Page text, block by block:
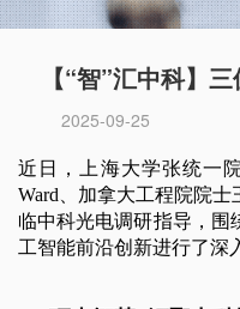
【“智”汇中科】
2025-09-25
近日，上海大学张统一
Ward、加拿大工程院院
临中科光电调研指导，围
工智能前沿创新进行了深